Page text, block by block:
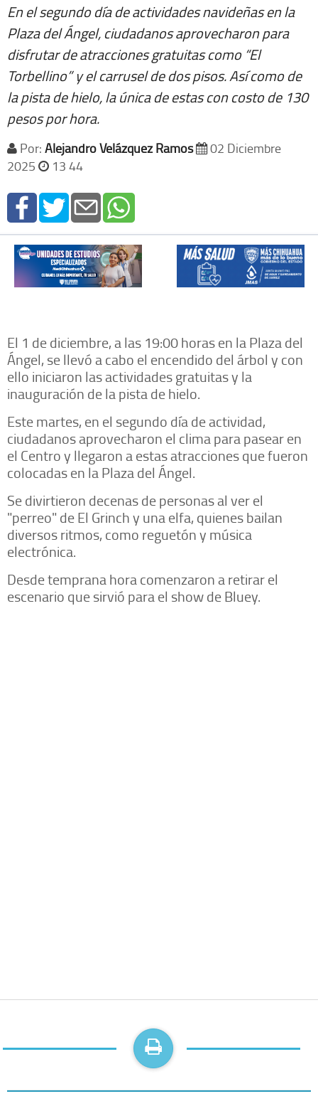
En el segundo día de actividades navideñas en la
Plaza del Ángel, ciudadanos aprovecharon para
disfrutar de atracciones gratuitas como “El
Torbellino” y el carrusel de dos pisos. Así como de
la pista de hielo, la única de estas con costo de 130
pesos por hora.
Por: Alejandro Velázquez Ramos
02 Diciembre
2025
13 44
El 1 de diciembre, a las 19:00 horas en la Plaza del
Ángel, se llevó a cabo el encendido del árbol y con
ello iniciaron las actividades gratuitas y la
inauguración de la pista de hielo.
Este martes, en el segundo día de actividad,
ciudadanos aprovecharon el clima para pasear en
el Centro y llegaron a estas atracciones que fueron
colocadas en la Plaza del Ángel.
Se divirtieron decenas de personas al ver el
"perreo" de El Grinch y una elfa, quienes bailan
diversos ritmos, como reguetón y música
electrónica.
Desde temprana hora comenzaron a retirar el
escenario que sirvió para el show de Bluey.